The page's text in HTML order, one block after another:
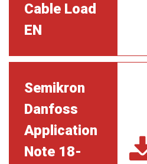
Cable Load
EN
Semikron
Danfoss
Application
Note 18-